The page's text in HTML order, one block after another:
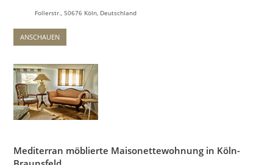
Follerstr., 50676 Köln, Deutschland
ANSCHAUEN
Mediterran möblierte Maisonettewohnung in Köln-